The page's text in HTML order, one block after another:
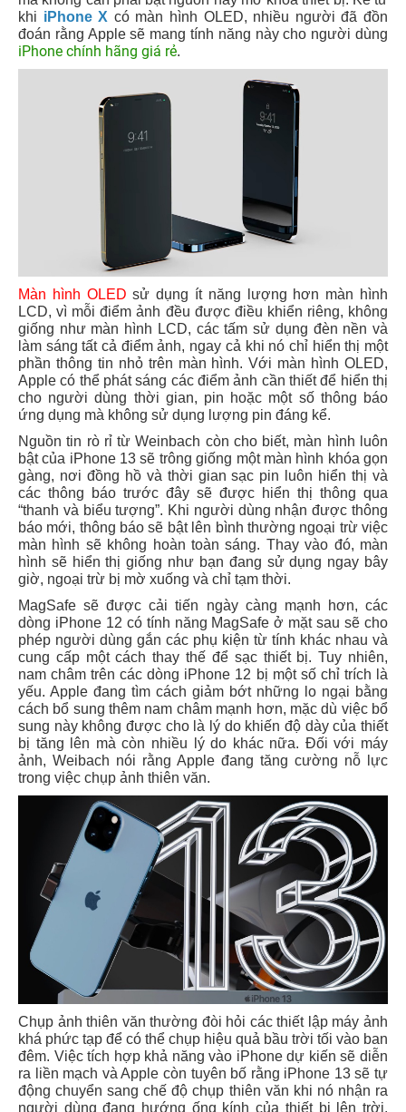
khi iPhone X có màn hình OLED, nhiều người đã đồn
đoán rằng Apple sẽ mang tính năng này cho người dùng
iPhone chính hãng giá rẻ.
Màn hình OLED sử dụng ít năng lượng hơn màn hình
LCD, vì mỗi điểm ảnh đều được điều khiển riêng, không
giống như màn hình LCD, các tấm sử dụng đèn nền và
làm sáng tất cả điểm ảnh, ngay cả khi nó chỉ hiển thị một
phần thông tin nhỏ trên màn hình. Với màn hình OLED,
Apple có thể phát sáng các điểm ảnh cần thiết để hiển thị
cho người dùng thời gian, pin hoặc một số thông báo
ứng dụng mà không sử dụng lượng pin đáng kể.
Nguồn tin rò rỉ từ Weinbach còn cho biết, màn hình luôn
bật của iPhone 13 sẽ trông giống một màn hình khóa gọn
gàng, nơi đồng hồ và thời gian sạc pin luôn hiển thị và
các thông báo trước đây sẽ được hiển thị thông qua
“thanh và biểu tượng”. Khi người dùng nhận được thông
báo mới, thông báo sẽ bật lên bình thường ngoại trừ việc
màn hình sẽ không hoàn toàn sáng. Thay vào đó, màn
hình sẽ hiển thị giống như bạn đang sử dụng ngay bây
giờ, ngoại trừ bị mờ xuống và chỉ tạm thời.
MagSafe sẽ được cải tiến ngày càng mạnh hơn, các
dòng iPhone 12 có tính năng MagSafe ở mặt sau sẽ cho
phép người dùng gắn các phụ kiện từ tính khác nhau và
cung cấp một cách thay thế để sạc thiết bị. Tuy nhiên,
nam châm trên các dòng iPhone 12 bị một số chỉ trích là
yếu. Apple đang tìm cách giảm bớt những lo ngại bằng
cách bổ sung thêm nam châm mạnh hơn, mặc dù việc bổ
sung này không được cho là lý do khiến độ dày của thiết
bị tăng lên mà còn nhiều lý do khác nữa. Đối với máy
ảnh, Weibach nói rằng Apple đang tăng cường nỗ lực
trong việc chụp ảnh thiên văn.
Chụp ảnh thiên văn thường đòi hỏi các thiết lập máy ảnh
khá phức tạp để có thể chụp hiệu quả bầu trời tối vào ban
đêm. Việc tích hợp khả năng vào iPhone dự kiến sẽ diễn
ra liền mạch và Apple còn tuyên bố rằng iPhone 13 sẽ tự
động chuyển sang chế độ chụp thiên văn khi nó nhận ra
người dùng đang hướng ống kính của thiết bị lên trời.